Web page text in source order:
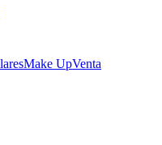
Make UpVenta